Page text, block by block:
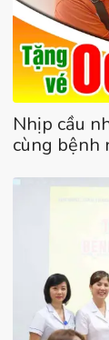
Nhịp cầu
cùng bệnh